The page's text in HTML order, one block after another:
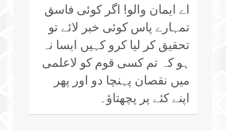
اے ایمان والو! اگر کوئی فاسق
تمہارے پاس کوئی خبر لائے تو
تحقیق کر لیا کرو کہیں ایسا نہ
ہو کہ تم کسی قوم کو لاعلمی
میں نقصان پہنچا دو اور پھر
اپنے کئے پر پچھتاؤ۔